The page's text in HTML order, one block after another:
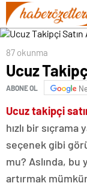
87 okunma
Ucuz
ABONE OL
Ucuz takipçi
hızlı bir
seçenek gibi
mu? Aslında, bu
artırmak